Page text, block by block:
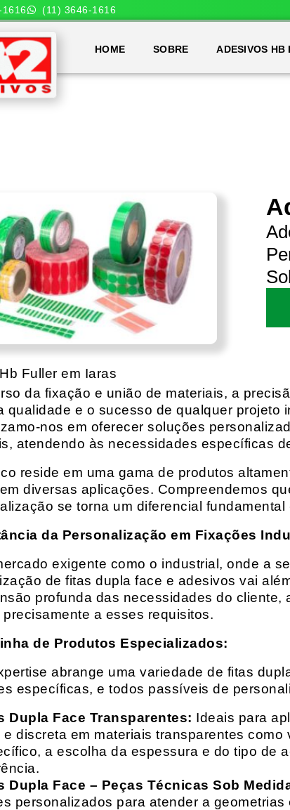
(11) 3646-1616
HOME SOBRE ADESIVOS HB
Fuller em Iaras
da fixação e união de materiais, a
qualidade e o sucesso de qualquer projeto
nos em oferecer soluções
atendendo às necessidades específicas
reside em uma gama de produtos
diversas aplicações. Compreendemos
se torna um diferencial fundamental
da Personalização em Fixações
exigente como o industrial, onde a
de fitas dupla face e adesivos vai
profunda das necessidades do
a esses requisitos.
de Produtos Especializados:
abrange uma variedade de fitas
específicas, e todos passíveis de
Dupla Face Transparentes: Ideais para
e discreta em materiais transparentes
a escolha da espessura e do tipo de
Dupla Face – Peças Técnicas Sob
personalizados para atender a